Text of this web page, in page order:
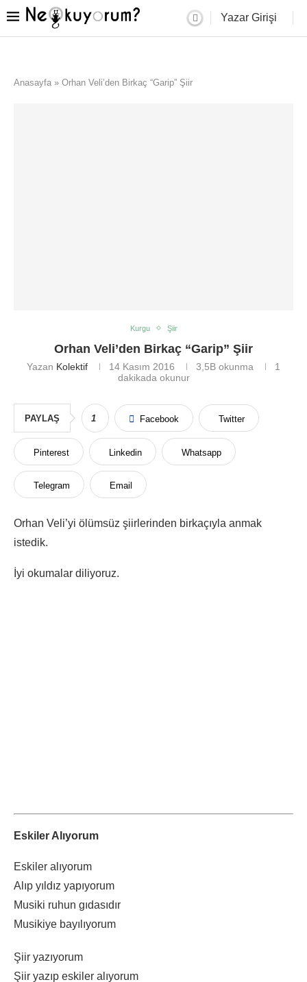
Yazar Girişi
Anasayfa » Orhan Veli’den Birkaç “Garip” Şiir
Kurgu Şiir
Orhan Veli’den Birkaç “Garip” Şiir
Yazan Kolektif 14 Kasım 2016 3,5B okunma
1
dakikada okunur
PAYLAŞ 1 Facebook Twitter
Pinterest Linkedin Whatsapp
Telegram Email
Orhan Veli’yi ölümsüz şiirlerinden birkaçıyla anmak
istedik.
İyi okumalar diliyoruz.
Eskiler Alıyorum
Eskiler alıyorum
Alıp yıldız yapıyorum
Musiki ruhun gıdasıdır
Musikiye bayılıyorum
Şiir yazıyorum
Şiir yazıp eskiler alıyorum